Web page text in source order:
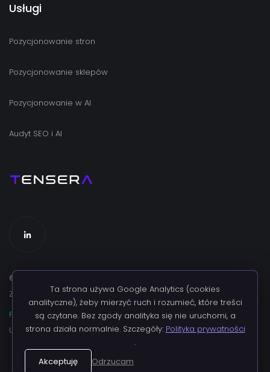
Usługi
Pozycjonowanie stron
Pozycjonowanie sklepów
Pozycjonowanie w AI
Audyt SEO i AI
©
ZASTRZEŻONE.
POLITYKA PRYWATNOŚCI·REGULAMIN·
Ustawienia cookies
Ta strona używa Google Analytics (cookies
analityczne), żeby mierzyć ruch i rozumieć, które treści
są czytane. Bez zgody analityka się nie uruchomi, a
strona działa normalnie. Szczegóły: Polityka prywatności
.
Akceptuję
Odrzucam